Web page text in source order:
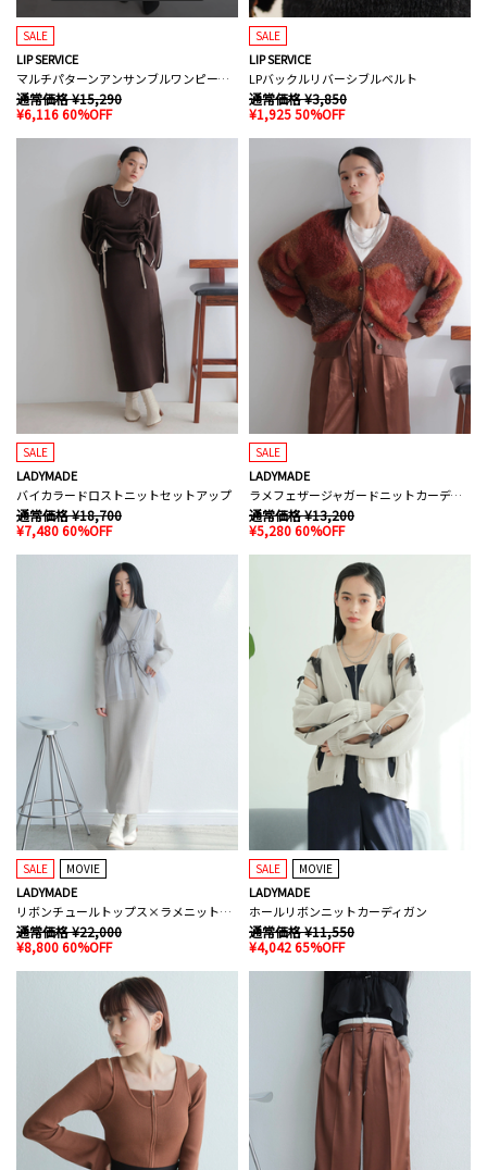
SALE
LIP SERVICE
マルチパターンアンサンブルワンピース(WEB限定)
通常価格 ¥15,290
¥6,116 60%OFF
SALE
LIP SERVICE
LPバックルリバーシブルベルト
通常価格 ¥3,850
¥1,925 50%OFF
SALE
LADYMADE
バイカラードロストニットセットアップ
通常価格 ¥18,700
¥7,480 60%OFF
SALE
LADYMADE
ラメフェザージャガードニットカーディガン
通常価格 ¥13,200
¥5,280 60%OFF
SALE MOVIE
LADYMADE
リボンチュールトップス×ラメニットワンピースセット
通常価格 ¥22,000
¥8,800 60%OFF
SALE MOVIE
LADYMADE
ホールリボンニットカーディガン
通常価格 ¥11,550
¥4,042 65%OFF